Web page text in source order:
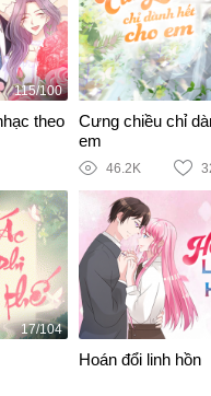
115/100
theo
Cưng chiều chỉ
em
46.2K
17/104
Hoán đổi linh hồn